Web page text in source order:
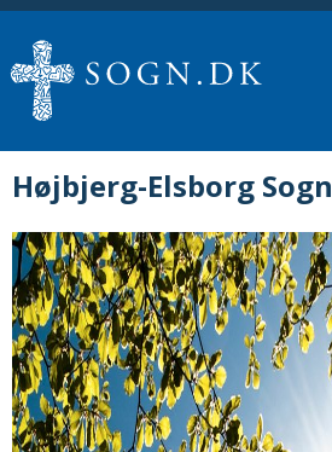
Højbjerg-Elsborg Sogn